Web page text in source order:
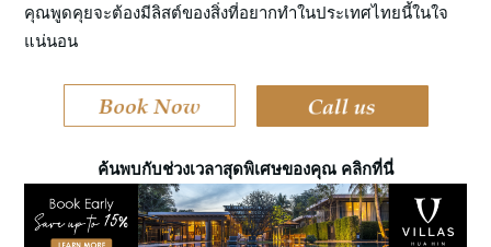
คุณพูดคุยจะต้องมีลิสต์ของสิ่งที่อยากทำในประเทศไทยนี้ในใจ
แน่นอน
ค้นพบกับช่วงเวลาสุดพิเศษของคุณ คลิกที่นี่